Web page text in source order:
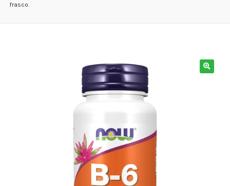
Términos y Condiciones
Vitaminas Por Letras
frasco.